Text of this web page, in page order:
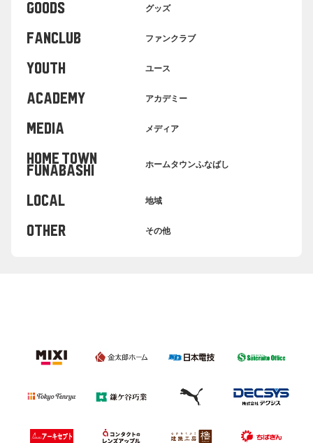
GOODS グッズ
FANCLUB ファンクラブ
YOUTH ユース
ACADEMY アカデミー
MEDIA メディア
HOME TOWN
FUNABASHI ホームタウンふなばし
LOCAL 地域
OTHER その他